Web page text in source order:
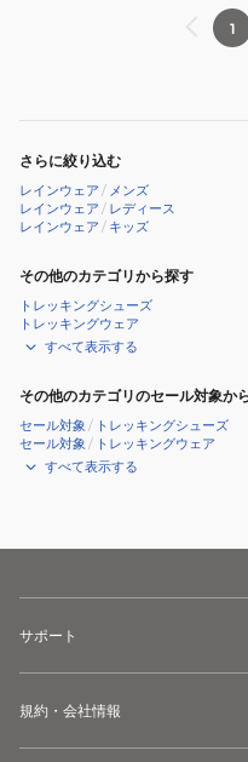
1
さらに絞り込む
レインウェア / メンズ
レインウェア / レディース
レインウェア / キッズ
その他のカテゴリから探す
トレッキングシューズ
トレッキングウェア
すべて表示する
その他のカテゴリのセール対象か
セール対象 / トレッキングシューズ
セール対象 / トレッキングウェア
すべて表示する
サポート
規約・会社情報